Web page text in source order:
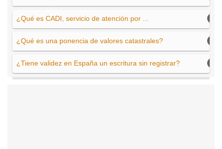
¿Qué es CADI, servicio de atención por ...
¿Qué es una ponencia de valores catastrales?
¿Tiene validez en España un escritura sin registrar?